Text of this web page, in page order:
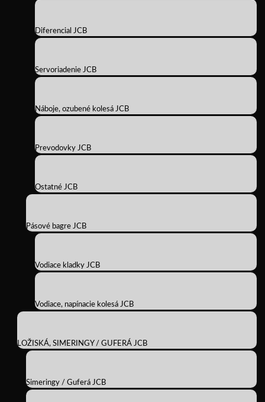
Diferencial JCB
Servoriadenie JCB
Náboje, ozubené kolesá JCB
Prevodovky JCB
Ostatné JCB
Pásové bagre JCB
Vodiace kladky JCB
Vodiace, napínacie kolesá JCB
LOŽISKÁ, SIMERINGY / GUFERÁ JCB
Simeringy / Guferá JCB